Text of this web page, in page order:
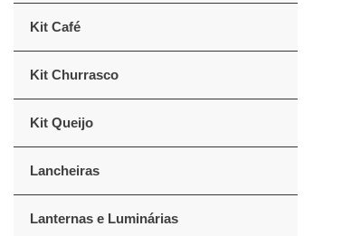
Kit Café
Kit Churrasco
Kit Queijo
Lancheiras
Lanternas e Luminárias